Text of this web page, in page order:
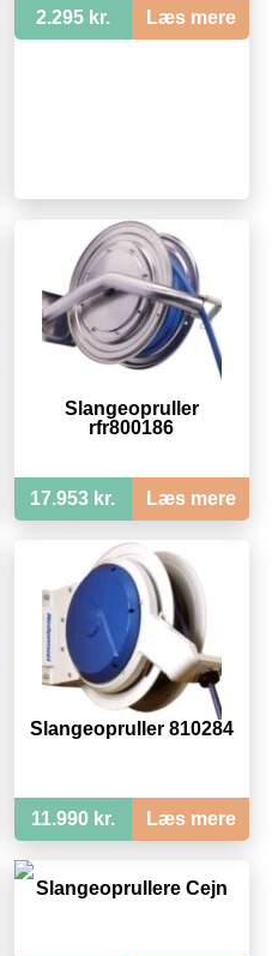
2.295 kr. Læs mere
Slangeopruller
rfr800186
17.953 kr. Læs mere
Slangeopruller 810284
11.990 kr. Læs mere
Slangeoprullere Cejn